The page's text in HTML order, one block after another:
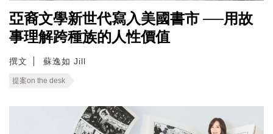
亞裔文學新世代寫入美國書市 ──用故
事理解跨種族的人性價值
撰文 蘇逸如 Jill
提案on the desk